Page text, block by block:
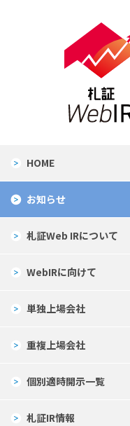
HOME
お知らせ
札証Web IRについて
WebIRに向けて
単独上場会社
重複上場会社
個別適時開示一覧
札証IR情報